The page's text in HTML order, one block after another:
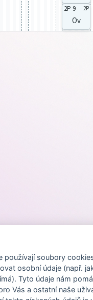
2P 9 2P
Ov
soubory
osobní údaje (např.
Tyto údaje nám
Vás a ostatní naše